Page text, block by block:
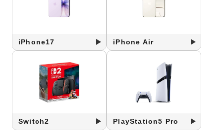
iPhone17 iPhone Air
Switch2 PlayStation5 Pro